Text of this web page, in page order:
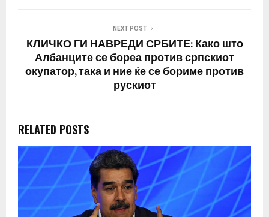
NEXT POST
КЛИЧКО ГИ НАВРЕДИ СРБИТЕ: Како што
Албанците се бореа против српскиот
окупатор, така и ние ќе се бориме против
рускиот
RELATED POSTS